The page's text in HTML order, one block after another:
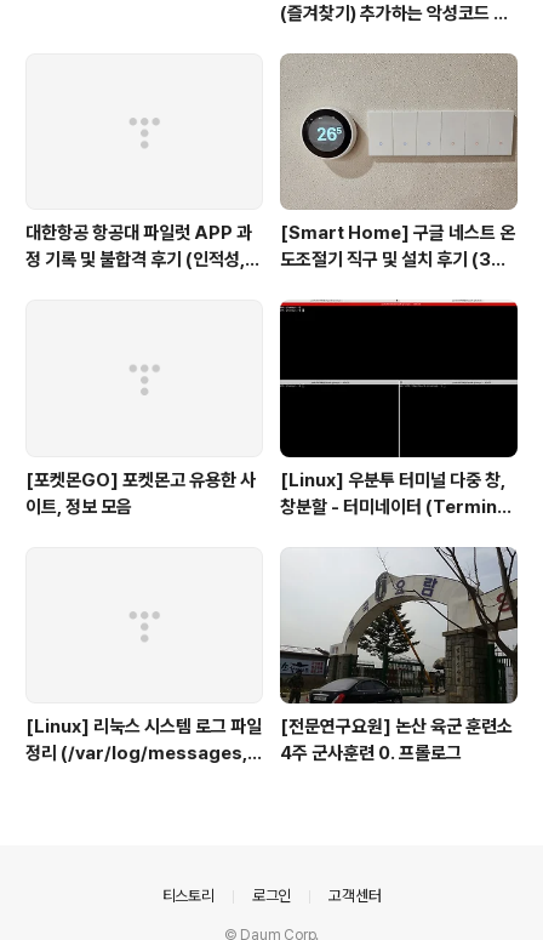
(즐겨찾기) 추가하는 악성코드 삭
servicepack)
대한항공 항공대 파일럿 APP 과
정 기록 및 불합격 후기 (인적성,
[Smart Home] 구글 네스트 온
도조절기 직구 및 설치 후기 (3세
[포켓몬GO] 포켓몬고 유용한 사
이트, 정보 모음
[Linux] 우분투 터미널 다중 창,
창분할 - 터미네이터 (Terminat
[Linux] 리눅스 시스템 로그 파일
정리 (/var/log/messages, s
[전문연구요원] 논산 육군 훈련소
4주 군사훈련 0. 프롤로그
티스토리 로그인 고객센터
© Daum Corp.